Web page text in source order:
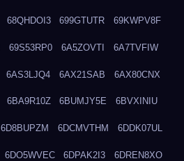
68QHDOI3 699GTUTR 69KWPV8F
69S53RP0 6A5ZOVTI 6A7TVFIW
6AS3LJQ4 6AX21SAB 6AX80CNX
6BA9R10Z 6BUMJY5E 6BVXINIU
6D8BUPZM 6DCMVTHM 6DDK07UL
6DO5WVEC 6DPAK2I3 6DREN8XO